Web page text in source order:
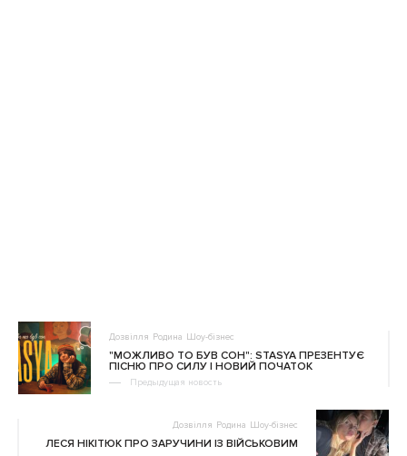
Дозвілля Родина Шоу-бізнес
"МОЖЛИВО ТО БУВ СОН": STASYA ПРЕЗЕНТУЄ
ПІСНЮ ПРО СИЛУ І НОВИЙ ПОЧАТОК
Предыдущая новость
Дозвілля Родина Шоу-бізнес
ЛЕСЯ НІКІТЮК ПРО ЗАРУЧИНИ ІЗ ВІЙСЬКОВИМ